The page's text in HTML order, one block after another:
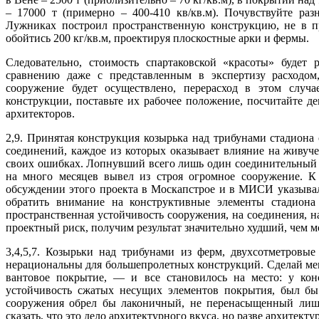
– 17000 т (примерно – 400-410 кв/кв.м). Почувствуйте
Лужниках построил пространственную конструкцию, не в
обойтись 200 кг/кв.м, проектируя плоскостные арки и фермы.
Следовательно, стоимость спартаковской «красоты»
сравнению даже с представленным в экспертизу
сооружение будет осуществлено, перерасход в этом
конструкции, поставьте их рабочее положение,
архитекторов.
2,9. Принятая конструкция козырька над трибунами
соединений, каждое из которых оказывает влияние на
своих ошибках. Лопнувший всего лишь один
на много месяцев вывел из строя огромное сооружение.
обсуждении этого проекта в Москапстрое и в МИСИ
обратить внимание на конструктивные элементы
пространственная устойчивость сооружения, на
проектный риск, получим результат значительно худший, чем
3,4,5,7. Козырьки над трибунами из ферм,
нерациональны для большепролетных конструкций. Сделай
вантовое покрытие, — и все становилось на место: у
устойчивость сжатых несущих элементов покрытия, был
сооружения обрел бы лаконичный, не перенасыщенный
сказать, что это дело архитектурного вкуса, но разве